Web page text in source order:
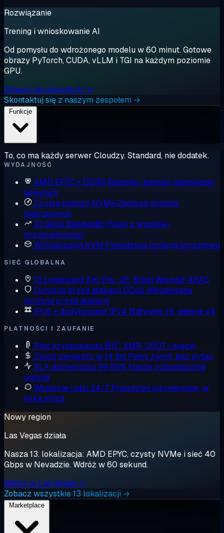
Rozwiązanie
Trening i wnioskowanie AI
Od pomysłu do wdrożonego modelu w 60 minut. Gotowe
obrazy PyTorch, CUDA, vLLM i TGI na każdym poziomie
GPU.
Zobacz obciążenia AI →
Skontaktuj się z naszym zespołem →
To, co ma każdy serwer Cloudzy. Standard, nie dodatek.
WYDAJNOŚĆ
AMD EPYC + DDR5 Rdzenie i pamięć najnowszej
generacji
Czysta pamięć NVMeŻadnych dysków
talerzowych
10 Gbps Bandwidth Plany o wysokiej
przepustowości
Wirtualizacja KVM Prawdziwa izolacja sprzętowa
SIEĆ GLOBALNA
13 Lokalizacji Am. Płn., UE, Bliski Wschód, APAC
Ochrona przed atakami DDoS Wbudowana
ochrona przed atakami
IPv6 + dedykowane IPv4 Natywne v6, własne v4
PŁATNOŚCI I ZAUFANIE
Płać kryptowalutą BTC, XMR, USDT i więcej
Zwrot pieniędzy w 14 dni Pełny zwrot, bez pytań
SLA dostępności 99,95% Nasze zobowiązanie
uptime
Wsparcie ludzi 24/7 Prawdziwi inżynierowie, w
kilka minut
Nowy region
Las Vegas działa
Nasza 13. lokalizacja: AMD EPYC, czysty NVMe i sieć 40
Gbps w Nevadzie. Wdróż w 60 sekund.
Wdróż w Las Vegas →
Zobacz wszystkie 13 lokalizacji →